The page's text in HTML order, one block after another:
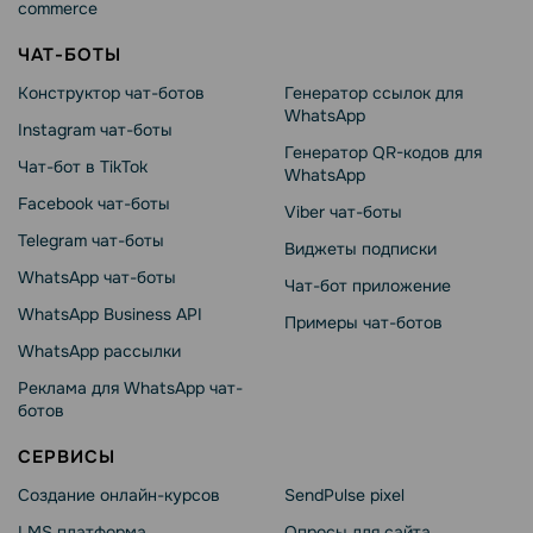
commerce
ЧАТ-БОТЫ
Конструктор чат-ботов
Instagram чат-боты
Чат-бот в TikTok
Facebook чат-боты
Telegram чат-боты
WhatsApp чат-боты
WhatsApp Business API
WhatsApp рассылки
Реклама для WhatsApp чат-
ботов
Генератор ссылок для
WhatsApp
Генератор QR-кодов для
WhatsApp
Viber чат-боты
Виджеты подписки
Чат-бот приложение
Примеры чат-ботов
СЕРВИСЫ
Создание онлайн-курсов
SendPulse pixel